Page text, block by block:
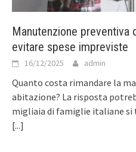
Manutenzione preventiva
evitare spese impreviste
16/12/2025 admin
Quanto costa rimandare la
abitazione? La risposta
migliaia di famiglie italiane si
[...]